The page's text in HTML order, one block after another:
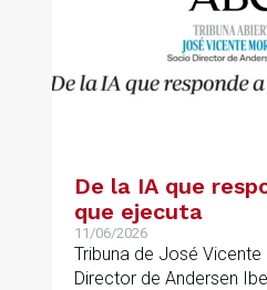
De la IA que
que ejecuta
11/06/2026
Tribuna de José
Director de Andersen